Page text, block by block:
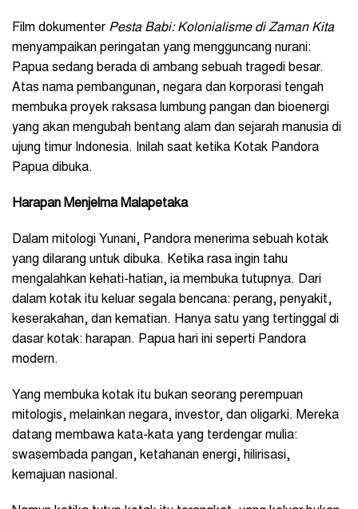
Film dokumenter Pesta Babi: Kolonialisme di Zaman Kita
menyampaikan peringatan yang mengguncang nurani:
Papua sedang berada di ambang sebuah tragedi besar.
Atas nama pembangunan, negara dan korporasi tengah
membuka proyek raksasa lumbung pangan dan bioenergi
yang akan mengubah bentang alam dan sejarah manusia di
ujung timur Indonesia. Inilah saat ketika Kotak Pandora
Papua dibuka.
Harapan Menjelma Malapetaka
Dalam mitologi Yunani, Pandora menerima sebuah kotak
yang dilarang untuk dibuka. Ketika rasa ingin tahu
mengalahkan kehati-hatian, ia membuka tutupnya. Dari
dalam kotak itu keluar segala bencana: perang, penyakit,
keserakahan, dan kematian. Hanya satu yang tertinggal di
dasar kotak: harapan. Papua hari ini seperti Pandora
modern.
Yang membuka kotak itu bukan seorang perempuan
mitologis, melainkan negara, investor, dan oligarki. Mereka
datang membawa kata-kata yang terdengar mulia:
swasembada pangan, ketahanan energi, hilirisasi,
kemajuan nasional.